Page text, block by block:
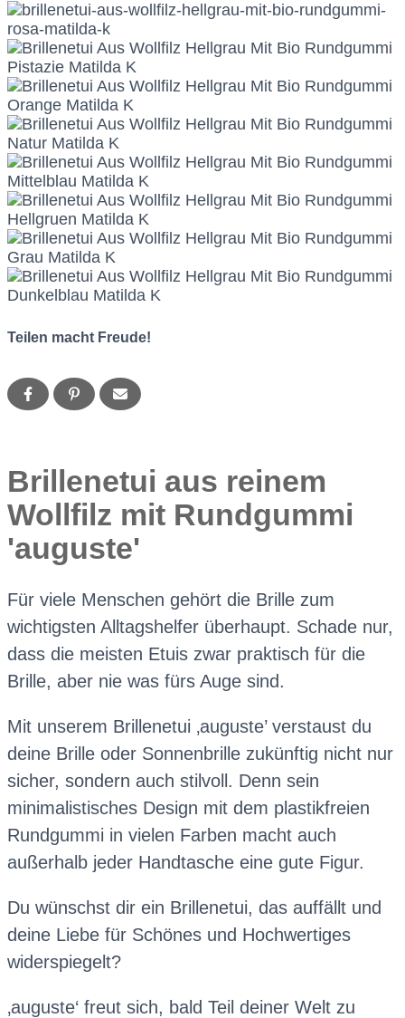
Teilen macht Freude!
Brillenetui aus reinem
Wollfilz mit Rundgummi
'auguste'
Für viele Menschen gehört die Brille zum
wichtigsten Alltagshelfer überhaupt. Schade nur,
dass die meisten Etuis zwar praktisch für die
Brille, aber nie was fürs Auge sind.
Mit unserem Brillenetui ‚auguste’ verstaust du
deine Brille oder Sonnenbrille zukünftig nicht nur
sicher, sondern auch stilvoll. Denn sein
minimalistisches Design mit dem plastikfreien
Rundgummi in vielen Farben macht auch
außerhalb jeder Handtasche eine gute Figur.
Du wünschst dir ein Brillenetui, das auffällt und
deine Liebe für Schönes und Hochwertiges
widerspiegelt?
‚auguste‘ freut sich, bald Teil deiner Welt zu